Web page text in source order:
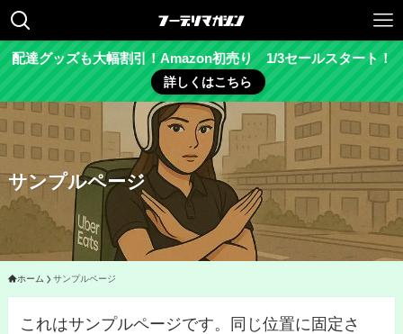
配達グッズも大幅割引！Amazon初売り 1/3セールスタート！
詳しくはこちら
サンプルページ
ホーム サンプルページ
これはサンプルページです。同じ位置に固定さ